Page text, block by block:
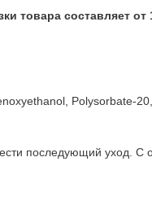
товара составляет от
Polysorbatе-
последующий уход. С